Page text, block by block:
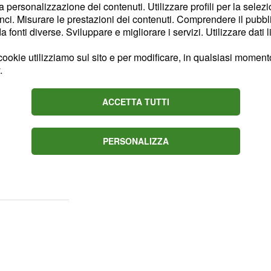
invece hanno
fantasie.Colorinon
primeggiato le
l'abbinamento
fantasie, invece, a
che effettivamente
sempre di
personalizzazione dei contenuti. Utilizzare profili per la
Misurare le prestazioni dei contenuti. Comprendere il
fonti diverse. Sviluppare e migliorare i servizi. Utilizzare dati
utilizziamo sul sito e per modificare, in qualsiasi
.
ACCETTA TUTTI
PERSONALIZZA